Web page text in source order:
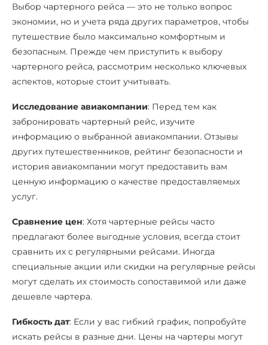
Выбор чартерного рейса — это не только вопрос
экономии, но и учета ряда других параметров, чтобы
путешествие было максимально комфортным и
безопасным. Прежде чем приступить к выбору
чартерного рейса, рассмотрим несколько ключевых
аспектов, которые стоит учитывать.
Исследование авиакомпании: Перед тем как
забронировать чартерный рейс, изучите
информацию о выбранной авиакомпании. Отзывы
других путешественников, рейтинг безопасности и
история авиакомпании могут предоставить вам
ценную информацию о качестве предоставляемых
услуг.
Сравнение цен: Хотя чартерные рейсы часто
предлагают более выгодные условия, всегда стоит
сравнить их с регулярными рейсами. Иногда
специальные акции или скидки на регулярные рейсы
могут сделать их стоимость сопоставимой или даже
дешевле чартера.
Гибкость дат: Если у вас гибкий график, попробуйте
искать рейсы в разные дни. Цены на чартеры могут